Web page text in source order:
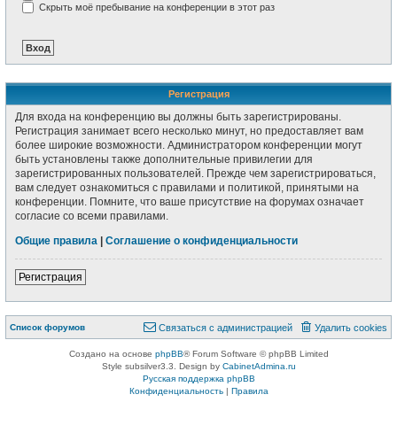
Скрыть моё пребывание на конференции в этот раз
Регистрация
Для входа на конференцию вы должны быть зарегистрированы.
Регистрация занимает всего несколько минут, но предоставляет вам
более широкие возможности. Администратором конференции могут
быть установлены также дополнительные привилегии для
зарегистрированных пользователей. Прежде чем зарегистрироваться,
вам следует ознакомиться с правилами и политикой, принятыми на
конференции. Помните, что ваше присутствие на форумах означает
согласие со всеми правилами.
Общие правила
Соглашение о конфиденциальности
Регистрация
Список форумов Удалить cookies
Связаться с администрацией
Создано на основе phpBB® Forum Software © phpBB Limited
Style subsilver3.3. Design by CabinetAdmina.ru
Русская поддержка phpBB
Конфиденциальность| Правила